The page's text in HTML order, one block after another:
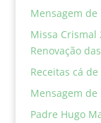
Mensagem de
Missa Crismal
Renovação
Receitas cá
Mensagem de
Padre Hugo